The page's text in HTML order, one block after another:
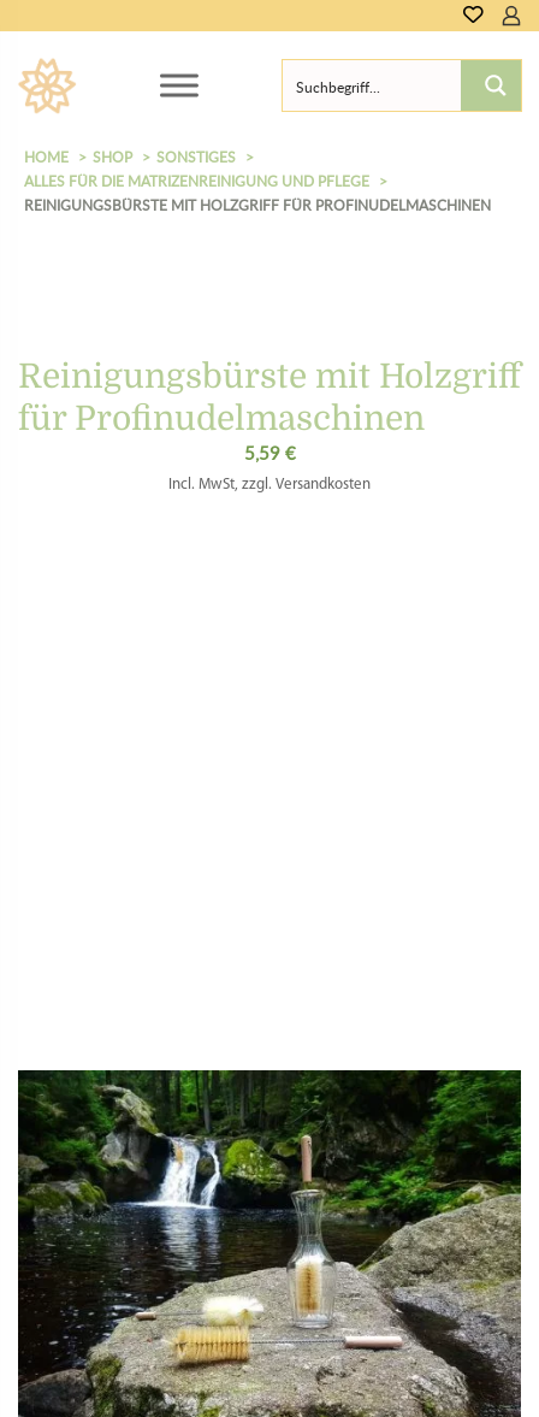
HOME SHOP
SONSTIGES
ALLES FÜR DIE MATRIZENREINIGUNG UND PFLEGE
REINIGUNGSBÜRSTE MIT HOLZGRIFF FÜR PROFINUDELMASCHINEN
Reinigungsbürste mit Holzgriff
für Profinudelmaschinen
5,59 €
Incl. MwSt, zzgl. Versandkosten